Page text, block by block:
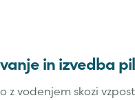
in izvedba
z vodenjem skozi